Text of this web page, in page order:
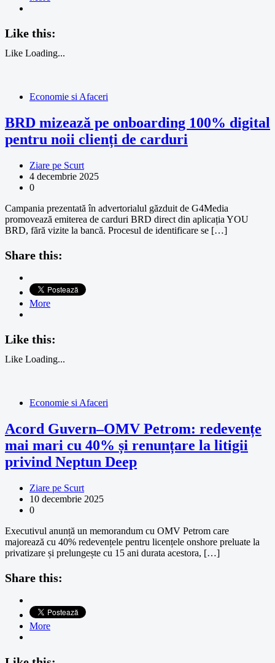
Like this:
Like Loading...
Economie si Afaceri
BRD mizează pe onboarding 100% digital
pentru noii clienți de carduri
Ziare pe Scurt
4 decembrie 2025
0
Campania prezentată în advertorialul găzduit de G4Media
promovează emiterea de carduri BRD direct din aplicația YOU
BRD, fără vizite la bancă. Procesul de identificare se […]
Share this:
More
Like this:
Like Loading...
Economie si Afaceri
Acord Guvern–OMV Petrom: redevențe
mai mari cu 40% și renunțare la litigii
privind Neptun Deep
Ziare pe Scurt
10 decembrie 2025
0
Executivul anunță un memorandum cu OMV Petrom care
majorează cu 40% redevențele pentru licențele onshore preluate la
privatizare și prelungește cu 15 ani durata acestora, […]
Share this:
More